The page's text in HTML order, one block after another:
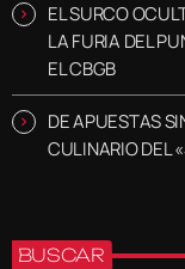
EL SURCO
LA FURIA DEL
EL CBGB
DE APUESTAS
CULINARIO DEL
BUSCAR